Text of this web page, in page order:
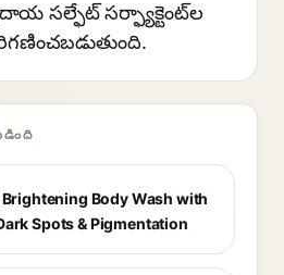
సల్ఫేట్ సర్ఫ్యాక్టెంట్‌ల
Brightening Body Wash with
Spots & Pigmentation